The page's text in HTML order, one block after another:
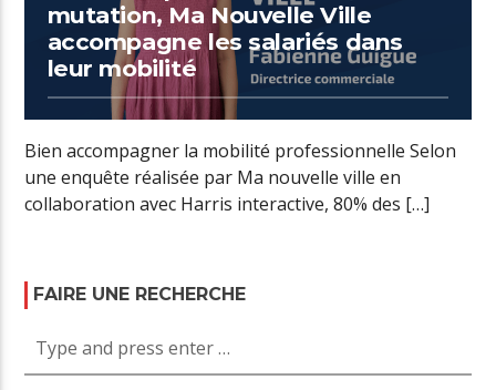
mutation, Ma Nouvelle Ville
accompagne les salariés dans
leur mobilité
Bien accompagner la mobilité professionnelle Selon
une enquête réalisée par Ma nouvelle ville en
collaboration avec Harris interactive, 80% des […]
FAIRE UNE RECHERCHE